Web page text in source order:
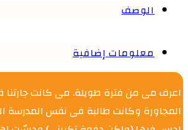
الوصف
معلومات إضافية
اعرف مى من فترة طويلة. مى كانت جارتنا
المجاورة وكانت طالبة فى نفس المدرسة